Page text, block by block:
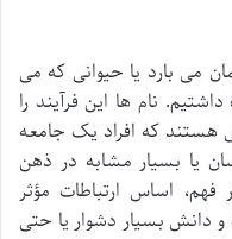
می بارد یا حیوانی که می
نام ها این فرآیند را
که افراد یک جامعه
یا بسیار مشابه در ذهن
اساس ارتباطات مؤثر
و دانش بسیار دشوار یا حتی